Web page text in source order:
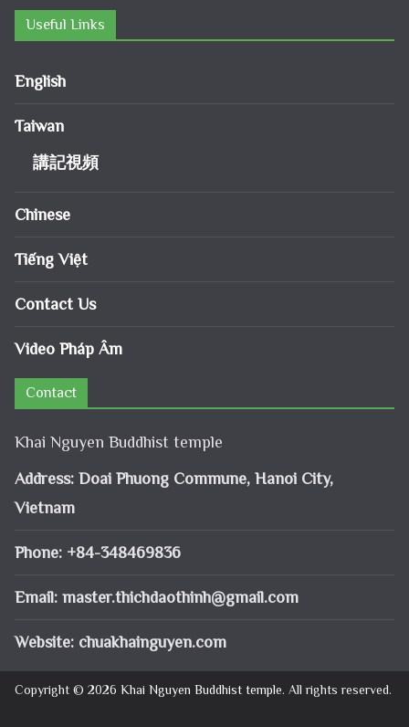
Useful Links
English
Taiwan
講記視頻
Chinese
Tiếng Việt
Contact Us
Video Pháp Âm
Contact
Khai Nguyen Buddhist temple
Address: Doai Phuong Commune, Hanoi City,
Vietnam
Phone: +84-348469836
Email: master.thichdaothinh@gmail.com
Website: chuakhainguyen.com
Copyright © 2026 Khai Nguyen Buddhist temple. All rights reserved.